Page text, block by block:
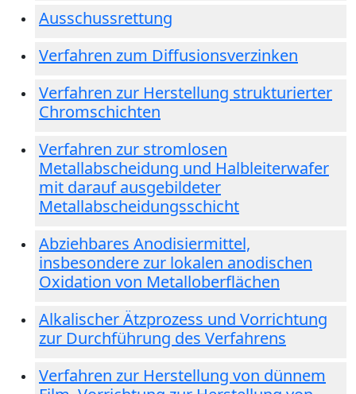
Ausschussrettung
Verfahren zum Diffusionsverzinken
Verfahren zur Herstellung strukturierter
Chromschichten
Verfahren zur stromlosen
Metallabscheidung und Halbleiterwafer
mit darauf ausgebildeter
Metallabscheidungsschicht
Abziehbares Anodisiermittel,
insbesondere zur lokalen anodischen
Oxidation von Metalloberflächen
Alkalischer Ätzprozess und Vorrichtung
zur Durchführung des Verfahrens
Verfahren zur Herstellung von dünnem